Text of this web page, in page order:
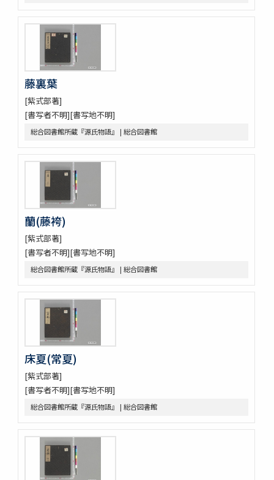
藤裏葉
[紫式部著]
[書写者不明][書写地不明]
総合図書館所蔵『源氏物語』 | 総合図書館
蘭(藤袴)
[紫式部著]
[書写者不明][書写地不明]
総合図書館所蔵『源氏物語』 | 総合図書館
床夏(常夏)
[紫式部著]
[書写者不明][書写地不明]
総合図書館所蔵『源氏物語』 | 総合図書館